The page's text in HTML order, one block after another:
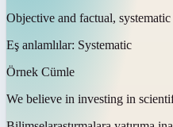
Objective and factual, systematic
Eş anlamlılar: Systematic
Örnek Cümle
We believe in investing in